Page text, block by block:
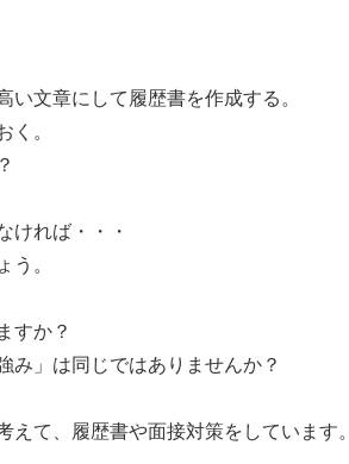
文章にして履歴書を作成する。
く。
ければ・・・
う。
すか？
み」は同じではありませんか？
て、履歴書や面接対策をしています。